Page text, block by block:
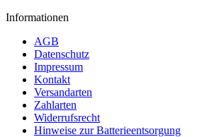
Informationen
AGB
Datenschutz
Impressum
Kontakt
Versandarten
Zahlarten
Widerrufsrecht
Hinweise zur Batterieentsorgung